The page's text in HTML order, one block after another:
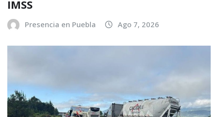
IMSS
Presencia en Puebla Ago 7, 2026